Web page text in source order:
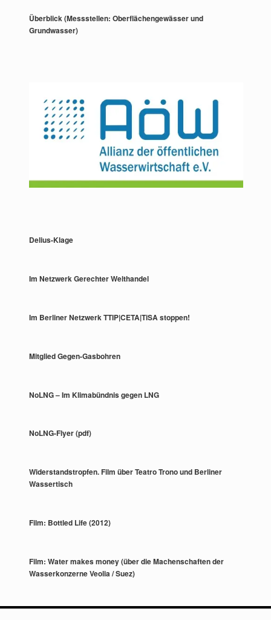
Überblick (Messstellen: Oberflächengewässer und
Grundwasser)
Delius-Klage
Im Netzwerk Gerechter Welthandel
Im Berliner Netzwerk TTIP|CETA|TiSA stoppen!
Mitglied Gegen-Gasbohren
NoLNG – Im Klimabündnis gegen LNG
NoLNG-Flyer (pdf)
Widerstandstropfen. Film über Teatro Trono und Berliner
Wassertisch
Film: Bottled Life (2012)
Film: Water makes money (über die Machenschaften der
Wasserkonzerne Veolia / Suez)